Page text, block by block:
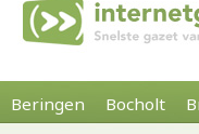
Beringen Bocholt